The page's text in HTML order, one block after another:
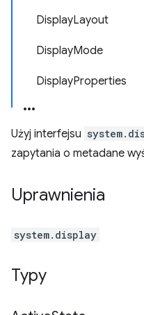
DisplayLayout
DisplayMode
DisplayProperties
Użyj interfejsu
zapytania o metadane
Uprawnienia
system.display
Typy